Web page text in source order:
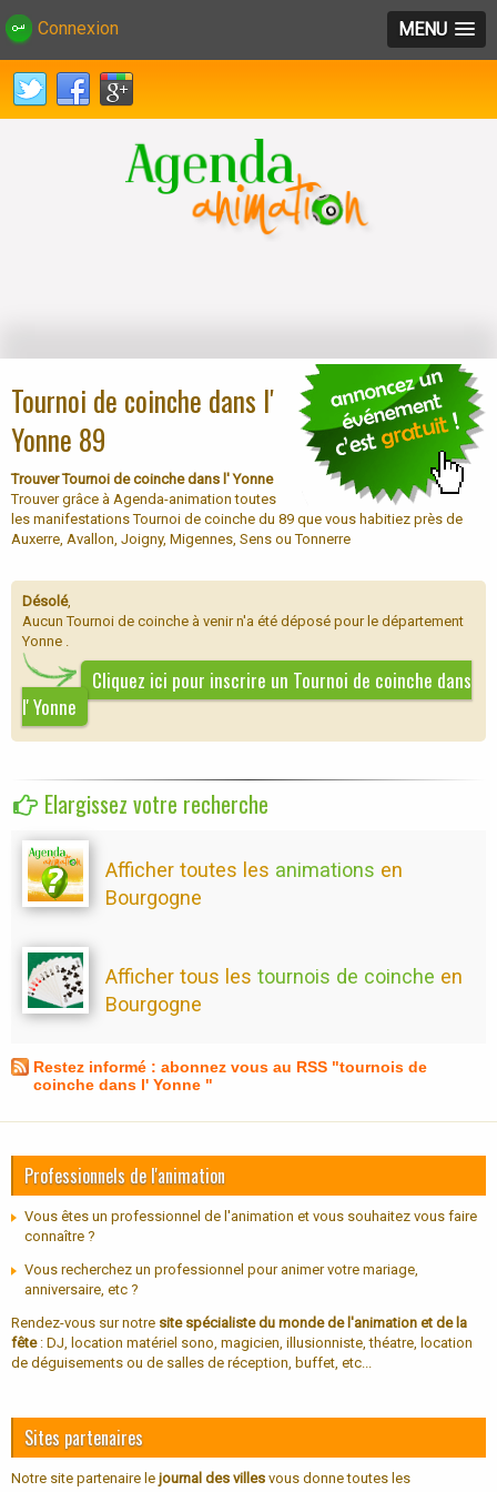
Connexion MENU
Tournoi de coinche dans l'
Yonne 89
Trouver Tournoi de coinche dans l' Yonne
Trouver grâce à Agenda-animation toutes
les manifestations Tournoi de coinche du 89 que vous habitiez près de
Auxerre, Avallon, Joigny, Migennes, Sens ou Tonnerre
Désolé,
Aucun Tournoi de coinche à venir n'a été déposé pour le département
Yonne .
Cliquez ici pour inscrire un Tournoi de coinche dans
l' Yonne
Elargissez votre recherche
Afficher toutes les animations en
Bourgogne
Afficher tous les tournois de coinche en
Bourgogne
Restez informé : abonnez vous au RSS "tournois de
coinche dans l' Yonne "
Professionnels de l'animation
Vous êtes un professionnel de l'animation et vous souhaitez vous faire
connaître ?
Vous recherchez un professionnel pour animer votre mariage,
anniversaire, etc ?
Rendez-vous sur notre site spécialiste du monde de l'animation et de la
fête: DJ, location matériel sono, magicien, illusionniste, théatre, location
de déguisements ou de salles de réception, buffet, etc...
Sites partenaires
Notre site partenaire le journal des villes vous donne toutes les